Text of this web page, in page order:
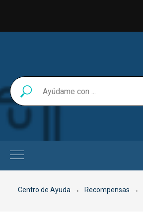
Centro de Ayuda → Recompensas →